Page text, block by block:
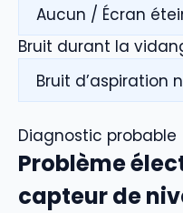
Bruit durant la
Diagnostic probable
Problème
capteur de